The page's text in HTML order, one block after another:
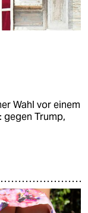
Wahl vor einem
gegen Trump,